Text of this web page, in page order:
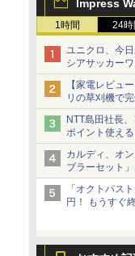
Impress
1時間 24時
ユニクロ、今
シアサッカー
ショーツは
【家電レビュ
リの草刈機で
NTT島田社長
ポイント使える
カルディ、オ
ブラーセット
当選無効分
「オクトパス
円！ もうすぐ
ニンテンドー